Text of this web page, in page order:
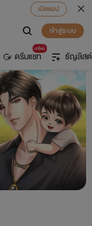
เปิดแอป
เข้าสู่ระบบ
มาใหม่
ดรีมแชท ธัญลิสต์